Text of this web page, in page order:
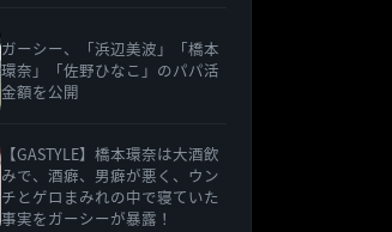
ガーシー、「浜辺美波」「橋本
環奈」「佐野ひなこ」のパパ活
金額を公開
【GASTYLE】橋本環奈は大酒飲
みで、酒癖、男癖が悪く、ウン
チとゲロまみれの中で寝ていた
事実をガーシーが暴露！